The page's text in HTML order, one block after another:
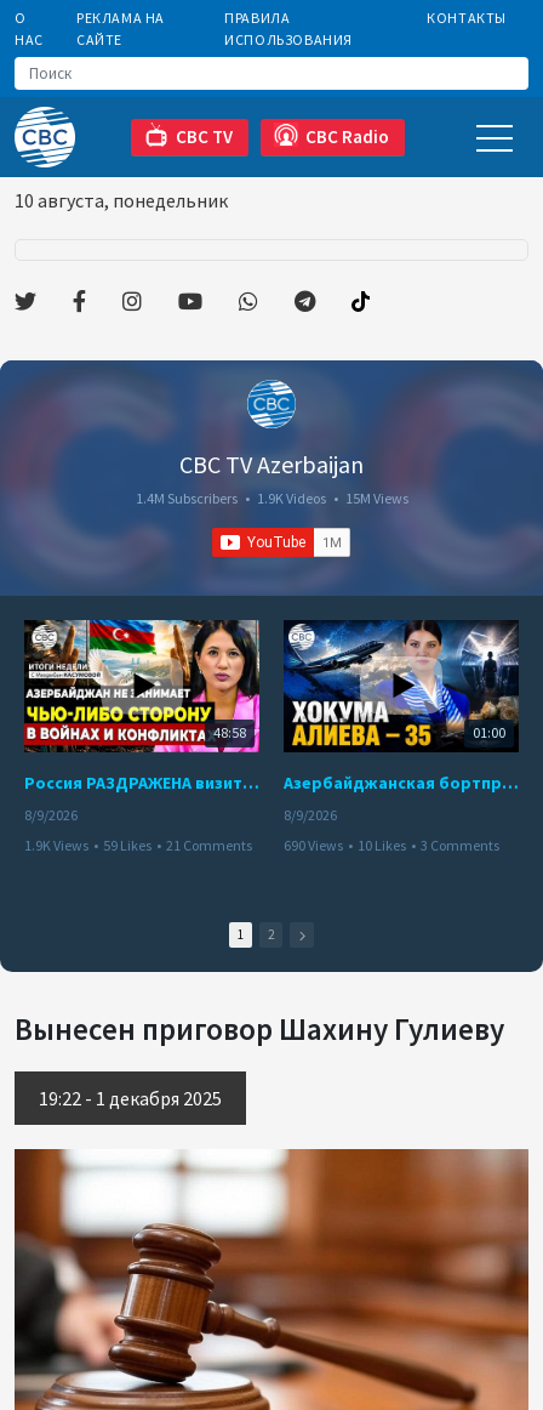
О
НАС
РЕКЛАМА НА
САЙТЕ
ПРАВИЛА
ИСПОЛЬЗОВАНИЯ
КОНТАКТЫ
CBC TV CBC Radio
10 августа, понедельник
CBC TV Azerbaijan
1.4M Subscribers • 1.9K Videos • 15M Views
48:58
Россия РАЗДРАЖЕНА визитом азербайджанского министра в Украину | Пашинян ВЗБУНТОВАЛСЯ в Кыргызстане
8/9/2026
1.9K Views • 59 Likes • 21 Comments
01:00
Азербайджанская бортпроводница погибла при крушении самолета Embraer E190
8/9/2026
690 Views • 10 Likes • 3 Comments
1 2
Вынесен приговор Шахину Гулиеву
19:22 - 1 декабря 2025